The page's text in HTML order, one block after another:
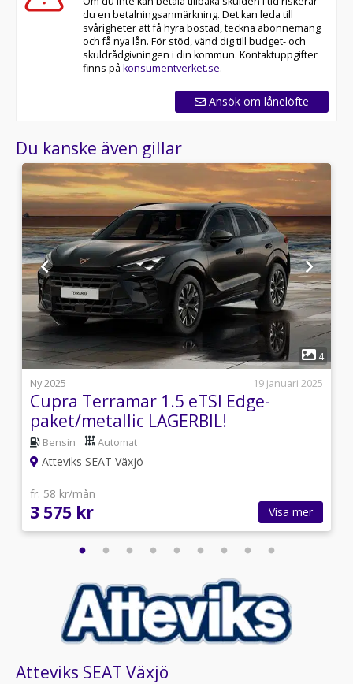
du en betalningsanmärkning. Det kan leda till
svårigheter att få hyra bostad, teckna abonnemang
och få nya lån. För stöd, vänd dig till budget- och
skuldrådgivningen i din kommun. Kontaktuppgifter
finns på konsumentverket.se.
Ansök om lånelöfte
Du kanske även gillar
1
4
Ny 2025
19 januari 2025
Cupra Terramar 1.5 eTSI Edge-
paket/metallic LAGERBIL!
Bensin Automat
Atteviks SEAT Växjö
fr. 58 kr/mån
3 575 kr Visa mer
Atteviks SEAT Växjö